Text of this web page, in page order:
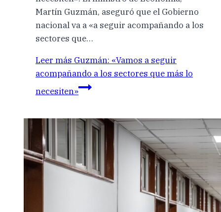
Martín Guzmán, aseguró que el Gobierno
nacional va a «a seguir acompañando a los
sectores que…
Leer más Guzmán: «Vamos a seguir
acompañando a los sectores que más lo
necesiten»